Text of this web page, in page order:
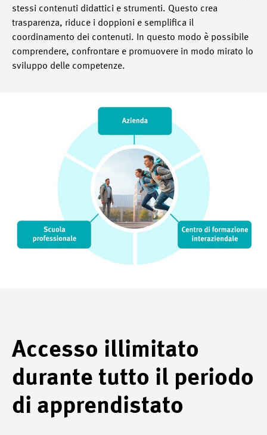
stessi contenuti didattici e strumenti. Questo crea
trasparenza, riduce i doppioni e semplifica il
coordinamento dei contenuti. In questo modo è possibile
comprendere, confrontare e promuovere in modo mirato lo
sviluppo delle competenze.
Accesso illimitato
durante tutto il periodo
di apprendistato